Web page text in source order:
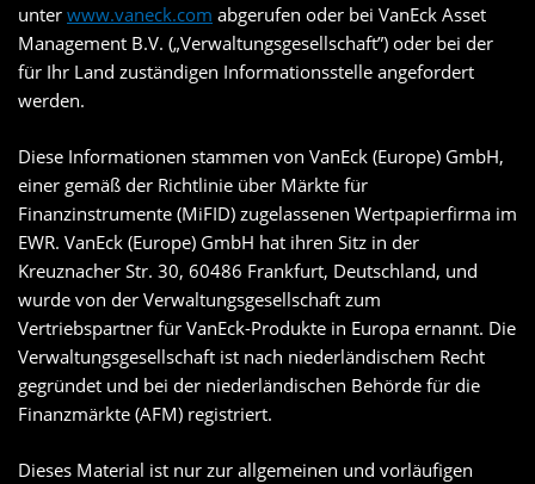
unter www.vaneck.com abgerufen oder bei VanEck Asset
Management B.V. („Verwaltungsgesellschaft”) oder bei der
für Ihr Land zuständigen Informationsstelle angefordert
werden.
Diese Informationen stammen von VanEck (Europe) GmbH,
einer gemäß der Richtlinie über Märkte für
Finanzinstrumente (MiFID) zugelassenen Wertpapierfirma im
EWR. VanEck (Europe) GmbH hat ihren Sitz in der
Kreuznacher Str. 30, 60486 Frankfurt, Deutschland, und
wurde von der Verwaltungsgesellschaft zum
Vertriebspartner für VanEck-Produkte in Europa ernannt. Die
Verwaltungsgesellschaft ist nach niederländischem Recht
gegründet und bei der niederländischen Behörde für die
Finanzmärkte (AFM) registriert.
Dieses Material ist nur zur allgemeinen und vorläufigen